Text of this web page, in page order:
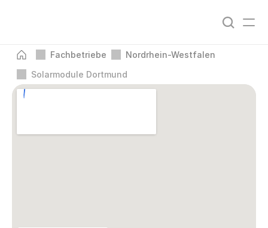
Fachbetriebe
Nordrhein-Westfalen
Solarmodule Dortmund